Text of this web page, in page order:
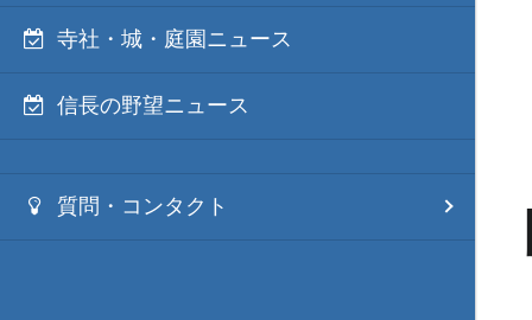
寺社・城・庭園ニュース
信長の野望ニュース
質問・コンタクト